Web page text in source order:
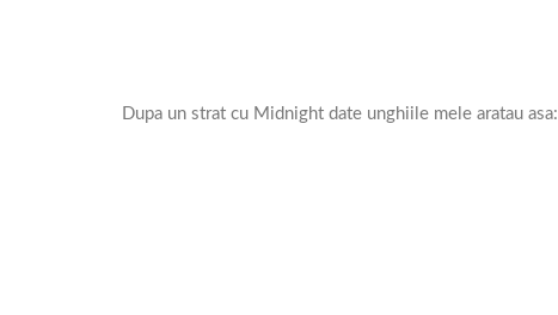
Dupa un strat cu Midnight date unghiile mele aratau asa: